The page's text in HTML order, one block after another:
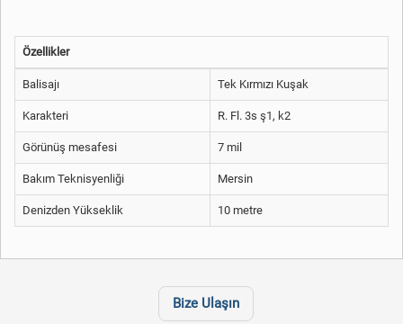
Özellikler
Balisajı Tek Kırmızı Kuşak
Karakteri R. Fl. 3s ş1, k2
Görünüş mesafesi 7 mil
Bakım Teknisyenliği Mersin
Denizden Yükseklik 10 metre
Bize Ulaşın